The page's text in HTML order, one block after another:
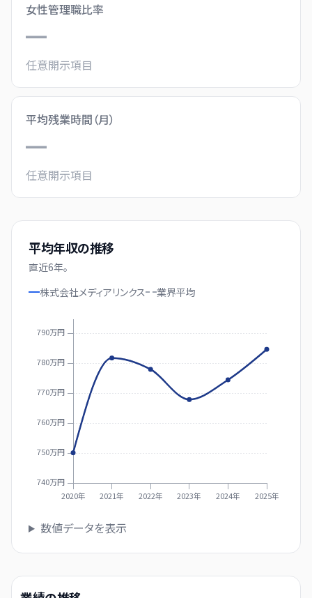
女性管理職比率
—
任意開示項目
平均残業時間（月）
—
任意開示項目
平均年収の推移
直近6年。
株式会社メディアリンクス
業界平均
740万円
750万円
760万円
770万円
780万円
790万円
2020年 2021年 2022年 2023年 2024年 2025年
数値データを表示